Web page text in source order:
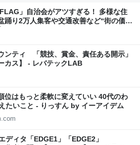
」自治会がアツすぎる！ 多様な住
踊り2万人集客や交通改善など“街の価値
ンティ 「競技、賞金、責任ある開示」
カス】 - レバテックLAB
位はもっと柔軟に変えていい 40代のわ
たいこと - りっすん by イーアイデム
ディタ「EDGE1」「EDGE2」